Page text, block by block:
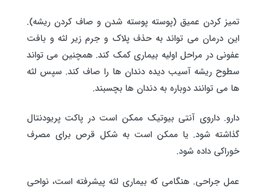
تمیز کردن عمیق (پوسته پوسته شدن و صاف کردن ریشه).
این درمان می تواند به حذف پلاک و جرم زیر لثه و بافت
عفونی در مراحل اولیه بیماری کمک کند. همچنین می تواند
سطوح ریشه آسیب دیده دندان ها را صاف کند. سپس لثه
ها می توانند دوباره به دندان ها بچسبند.
دارو. داروی آنتی بیوتیک ممکن است در پاکت پریودنتال
گذاشته شود. یا ممکن است به شکل قرص برای مصرف
خوراکی داده شود.
عمل جراحی. هنگامی که بیماری لثه پیشرفته است، نواحی